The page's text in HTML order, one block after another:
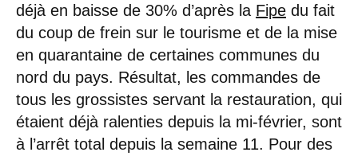
déjà en baisse de 30% d’après la Fipe du fait
du coup de frein sur le tourisme et de la mise
en quarantaine de certaines communes du
nord du pays. Résultat, les commandes de
tous les grossistes servant la restauration, qui
étaient déjà ralenties depuis la mi-février, sont
à l’arrêt total depuis la semaine 11. Pour des